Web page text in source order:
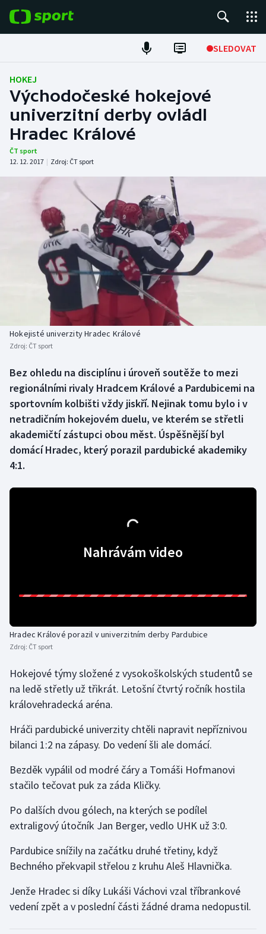
SLEDOVAT
Fotbal
Hokej
Tenis
Atletika
DALŠÍ SPORTY
Americký fotbal
Baseball a softbal
Basketbal
Biatlon
Box
Curling
Dostihy
Judo
Krasobruslení
Lezení
Lyže a snowboard
Motorsport
Olympijské hry
Parasport
Plážový volejbal
NEPŘEHLÉDNĚTE
Soutěže
Historické návraty
Aplikace ČT sport
HOKEJ
Východočeské hokejové
univerzitní derby ovládl
Hradec Králové
ČT sport
12. 12. 2017 | Zdroj: ČT sport
Hokejisté univerzity Hradec Králové
Zdroj: ČT sport
Bez ohledu na disciplínu i úroveň soutěže to mezi
regionálními rivaly Hradcem Králové a Pardubicemi na
sportovním kolbišti vždy jiskří. Nejinak tomu bylo i v
netradičním hokejovém duelu, ve kterém se střetli
akademičtí zástupci obou měst. Úspěšnější byl
domácí Hradec, který porazil pardubické akademiky
4:1.
Nahrávám video
Hradec Králové porazil v univerzitním derby Pardubice
Zdroj: ČT sport
Hokejové týmy složené z vysokoškolských studentů se
na ledě střetly už třikrát. Letošní čtvrtý ročník hostila
královehradecká aréna.
Hráči pardubické univerzity chtěli napravit nepříznivou
bilanci 1:2 na zápasy. Do vedení šli ale domácí.
Bezděk vypálil od modré čáry a Tomáši Hofmanovi
stačilo tečovat puk za záda Kličky.
Po dalších dvou gólech, na kterých se podílel
extraligový útočník Jan Berger, vedlo UHK už 3:0.
Pardubice snížily na začátku druhé třetiny, když
Bechného překvapil střelou z kruhu Aleš Hlavnička.
Jenže Hradec si díky Lukáši Váchovi vzal tříbrankové
vedení zpět a v poslední části žádné drama nedopustil.